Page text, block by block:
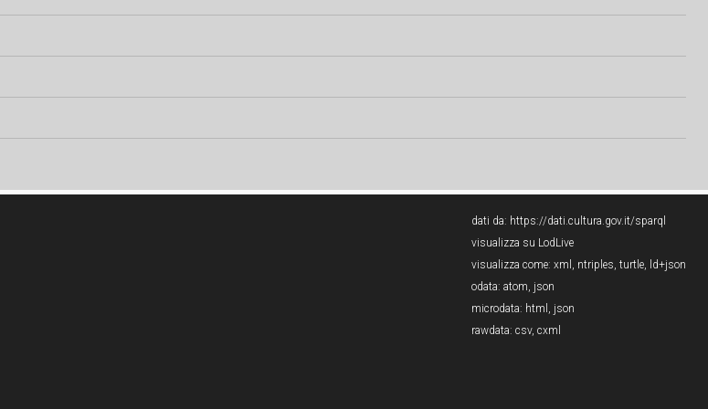
dati da: https://dati.cultura.gov.it/sparql
visualizza su LodLive
visualizza come: xml , ntriples, turtle, ld+json
odata: atom, json
microdata: html , json
rawdata: csv, cxml